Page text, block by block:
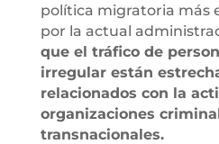
política migratoria más
por la actual
que el tráfico de
irregular están
relacionados con la
organizaciones
transnacionales.